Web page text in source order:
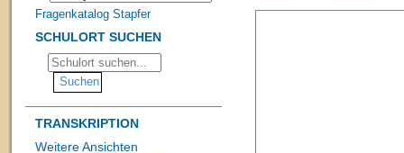
Fragenkatalog Stapfer
SCHULORT SUCHEN
TRANSKRIPTION
Weitere Ansichten